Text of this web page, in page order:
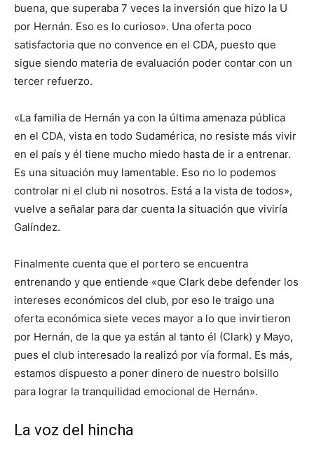
buena, que superaba 7 veces la inversión que hizo la U
por Hernán. Eso es lo curioso». Una oferta poco
satisfactoria que no convence en el CDA, puesto que
sigue siendo materia de evaluación poder contar con un
tercer refuerzo.
«La familia de Hernán ya con la última amenaza pública
en el CDA, vista en todo Sudamérica, no resiste más vivir
en el país y él tiene mucho miedo hasta de ir a entrenar.
Es una situación muy lamentable. Eso no lo podemos
controlar ni el club ni nosotros. Está a la vista de todos»,
vuelve a señalar para dar cuenta la situación que viviría
Galíndez.
Finalmente cuenta que el portero se encuentra
entrenando y que entiende «que Clark debe defender los
intereses económicos del club, por eso le traigo una
oferta económica siete veces mayor a lo que invirtieron
por Hernán, de la que ya están al tanto él (Clark) y Mayo,
pues el club interesado la realizó por vía formal. Es más,
estamos dispuesto a poner dinero de nuestro bolsillo
para lograr la tranquilidad emocional de Hernán».
La voz del hincha